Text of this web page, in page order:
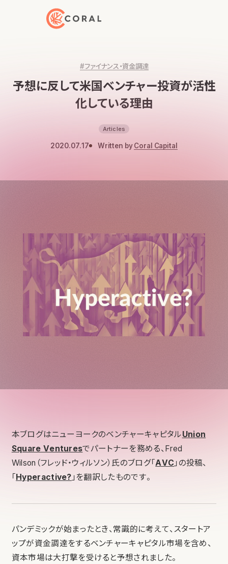
トップページへ戻る
#ファイナンス・資金調達
予想に反して米国ベンチャー投資が活性
化している理由
Articles
2020.07.17 Written byCoral Capital
本ブログはニューヨークのベンチャーキャピタルUnion
Square Venturesでパートナーを務める、Fred
Wilson（フレッド・ウィルソン）氏のブログ「AVC 」の投稿、
「 Hyperactive? 」を翻訳したものです。
パンデミックが始まったとき、常識的に考えて、スタートア
ップが資金調達をするベンチャーキャピタル市場を含め、
資本市場は大打撃を受けると予想されました。